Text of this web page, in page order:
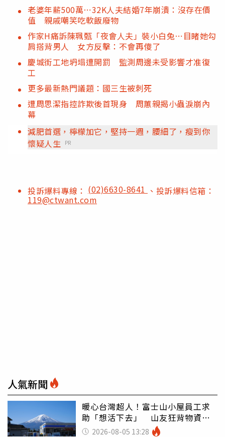
老婆年薪500萬⋯32K人夫結婚7年崩潰：沒存在價
值 親戚嘲笑吃軟飯廢物
作家H痛訴陳珮甄「夜會人夫」裝小白兔⋯目睹她勾
肩搭背男人 女方反擊：不會再傻了
慶城街工地坍塌遭開罰 監測周邊未受影響才准復
工
更多最新熱門議題：國三生被刺死
遭周思潔指控詐欺後首現身 周蕙親揭小蟲淚崩內
幕
減肥首選，檸檬加它，堅持一週，腰細了，瘦到你
懷疑人生 PR
投訴爆料專線： (02)6630-8641 、投訴爆料信箱：
119@ctwant.com
人氣新聞
暖心台灣超人！富士山小屋員工求
助「想活下去」 山友狂背物資上
山：台灣真的是寶島
2026-08-05 13:28